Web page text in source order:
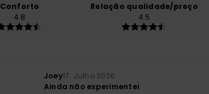
Conforto
4.8
Relação qualidade/preço
4.5
Joey17. Julho 2026
Ainda não experimentei